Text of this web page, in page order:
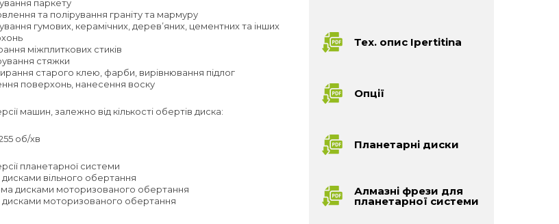
паркету
та полірування граніту та мармуру
гумових, керамічних, дерев’яних, цементних та інших
міжплиткових стиків
стяжки
старого клею, фарби, вирівнювання підлог
поверхонь, нанесення воску
машин, залежно від кількості обертів диска:
об/хв
планетарної системи
вільного обертання
дисками моторизованого обертання
дисками моторизованого обертання
Тех. опис Ipertitina
Опції
Планетарні диски
Алмазні фрези для
планетарної системи